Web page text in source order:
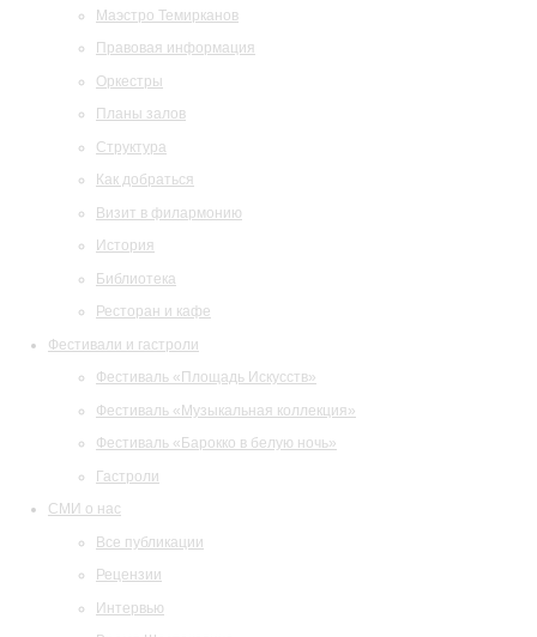
Маэстро Темирканов
Правовая информация
Оркестры
Планы залов
Структура
Как добраться
Визит в филармонию
История
Библиотека
Ресторан и кафе
Фестивали и гастроли
Фестиваль «Площадь Искусств»
Фестиваль «Музыкальная коллекция»
Фестиваль «Барокко в белую ночь»
Гастроли
СМИ о нас
Все публикации
Рецензии
Интервью